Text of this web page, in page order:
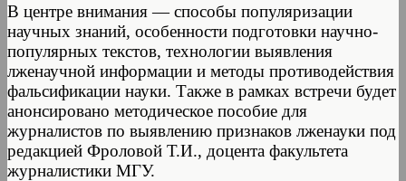
В центре внимания — способы популяризации
научных знаний, особенности подготовки научно-
популярных текстов, технологии выявления
лженаучной информации и методы противодействия
фальсификации науки. Также в рамках встречи будет
анонсировано методическое пособие для
журналистов по выявлению признаков лженауки под
редакцией Фроловой Т.И., доцента факультета
журналистики МГУ.